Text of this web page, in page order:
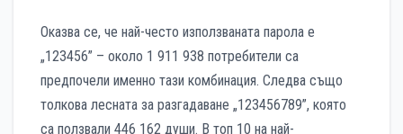
Оказва се, че най-често използваната парола е
„123456” – около 1 911 938 потребители са
предпочели именно тази комбинация. Следва също
толкова лесната за разгадаване „123456789”, която
са ползвали 446 162 души. В топ 10 на най-